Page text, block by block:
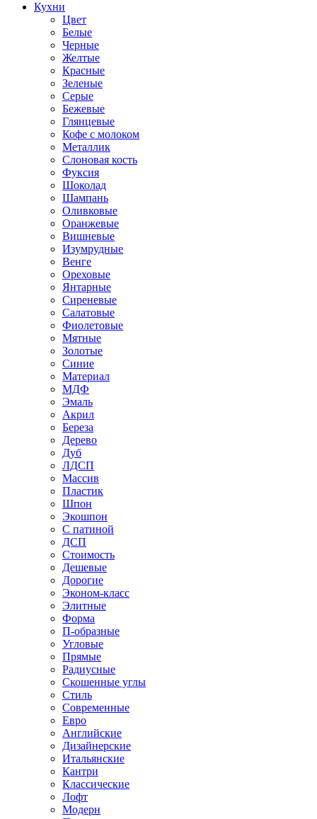
Кухни
Цвет
Белые
Черные
Желтые
Красные
Зеленые
Серые
Бежевые
Глянцевые
Кофе с молоком
Металлик
Слоновая кость
Фуксия
Шоколад
Шампань
Оливковые
Оранжевые
Вишневые
Изумрудные
Венге
Ореховые
Янтарные
Сиреневые
Салатовые
Фиолетовые
Мятные
Золотые
Синие
Материал
МДФ
Эмаль
Акрил
Береза
Дерево
Дуб
ЛДСП
Массив
Пластик
Шпон
Экошпон
С патиной
ДСП
Стоимость
Дешевые
Дорогие
Эконом-класс
Элитные
Форма
П-образные
Угловые
Прямые
Радиусные
Скошенные углы
Стиль
Современные
Евро
Английские
Дизайнерские
Итальянские
Кантри
Классические
Лофт
Модерн